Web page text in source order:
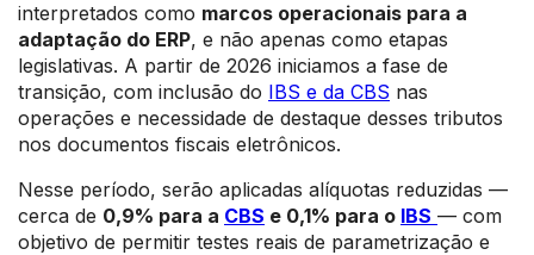
interpretados como marcos operacionais para a
adaptação do ERP, e não apenas como etapas
legislativas. A partir de 2026 iniciamos a fase de
transição, com inclusão do IBS e da CBS nas
operações e necessidade de destaque desses tributos
nos documentos fiscais eletrônicos.
Nesse período, serão aplicadas alíquotas reduzidas —
cerca de 0,9% para a CBS e 0,1% para o IBS — com
objetivo de permitir testes reais de parametrização e